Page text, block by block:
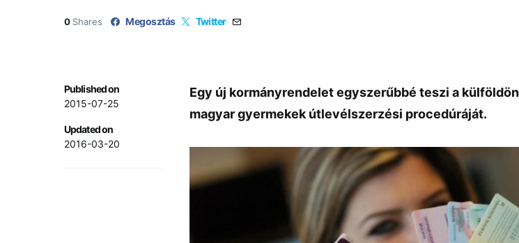
0 Shares Megosztás Twitter
Published on
2015-07-25
Updated on
2016-03-20
Egy új kormányrendelet egyszerűbbé teszi a
magyar gyermekek útlevélszerzési procedúráját.